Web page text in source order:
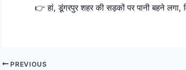
👉 हां, डूंगरपुर शहर की सड़कों पर पानी बहने
PREVIOUS